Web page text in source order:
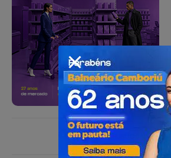
PUBLICIDADE